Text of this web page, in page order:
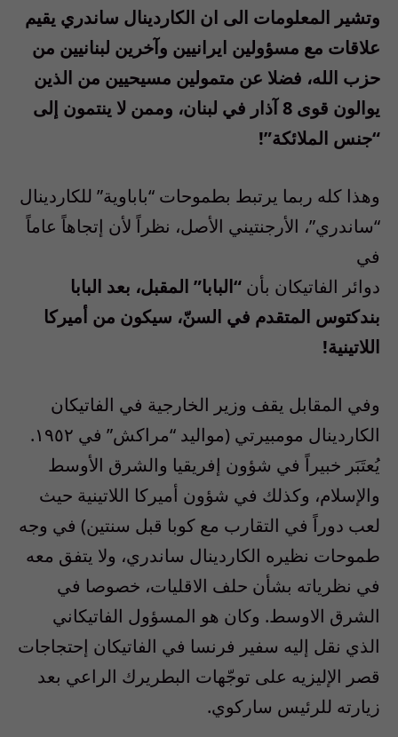
وتشير المعلومات الى ان الكاردينال ساندري يقيم
علاقات مع مسؤولين ايرانيين وآخرين لبنانيين من
حزب الله، فضلا عن متمولين مسيحيين من الذين
يوالون قوى 8 آذار في لبنان، وممن لا ينتمون إلى
“جنس الملائكة”!
وهذا كله ربما يرتبط بطموحات “باباوية” للكاردينال
“ساندري”، الأرجنتيني الأصل، نظراً لأن إتجاهاً عاماً
في
دوائر الفاتيكان بأن “البابا” المقبل، بعد البابا
بندكتوس المتقدم في السنّ، سيكون من أميركا
اللاتينية!
وفي المقابل يقف وزير الخارجية في الفاتيكان
الكاردينال مومبيرتي (مواليد “مراكش” في ١٩٥٢.
يُعتَبَر خبيراً في شؤون إفريقيا والشرق الأوسط
والإسلام، وكذلك في شؤون أميركا اللاتينية حيث
لعب دوراً في التقارب مع كوبا قبل سنتين) في وجه
طموحات نظيره الكاردينال ساندري، ولا يتفق معه
في نظرياته بشأن حلف الاقليات، خصوصا في
الشرق الاوسط. وكان هو المسؤول الفاتيكاني
الذي نقل إليه سفير فرنسا في الفاتيكان إحتجاجات
قصر الإليزيه على توجّهات البطريرك الراعي بعد
زيارته للرئيس ساركوي.